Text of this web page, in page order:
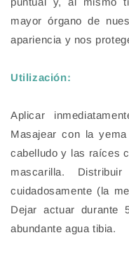
mayor órgano de
apariencia y nos
Utilización:
Aplicar
Masajear con la
cabelludo y las raíces
mascarilla.
cuidadosamente (la
Dejar actuar durante
abundante agua tibia.